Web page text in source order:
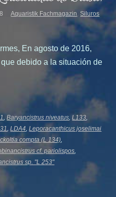
Aquaristik Fachmagazin,Siluros
En agosto de 2016,
debido a la situación de
,Baryancistrus niveatus,L133,
,LDA4,Leporacanthicus joselimai
compta (L 134),
cf. pariolispos,
sp. "L 253"